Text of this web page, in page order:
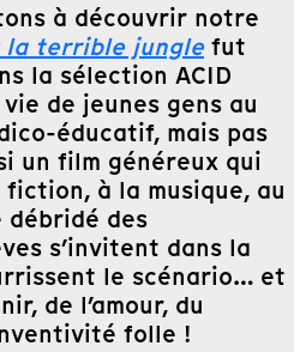
à découvrir notre
la terrible junglefut
la sélection ACID
de jeunes gens au
éducatif, mais pas
un film généreux qui
à la musique, au
débridé des
s’invitent dans la
le scénario… et
de l’amour, du
folle !